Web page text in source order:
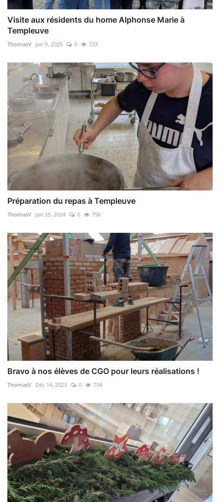
Visite aux résidents du home Alphonse Marie à
Templeuve
ThomasV Jan 9, 2025 0 733
Préparation du repas à Templeuve
ThomasV Jan 25, 2024 0 756
Bravo à nos élèves de CGO pour leurs réalisations !
ThomasV Déc 14, 2023 0 734